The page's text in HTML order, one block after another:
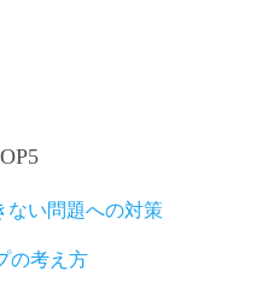
ない問題への対策
の考え方